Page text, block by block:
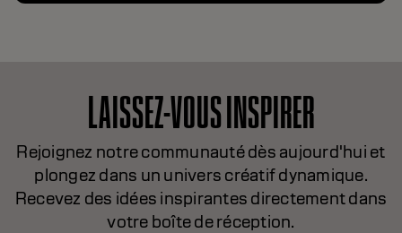
LAISSEZ-VOUS INSPIRER
Rejoignez notre communauté dès aujourd'hui et
plongez dans un univers créatif dynamique.
Recevez des idées inspirantes directement dans
votre boîte de réception.